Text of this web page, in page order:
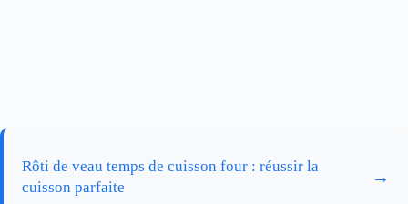
Rôti de veau temps de cuisson four : réussir la
cuisson parfaite
→